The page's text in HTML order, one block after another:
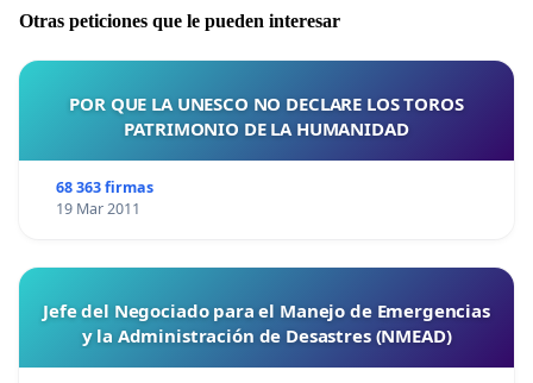
Otras peticiones que le pueden interesar
POR QUE LA UNESCO NO DECLARE LOS TOROS
PATRIMONIO DE LA HUMANIDAD
68 363 firmas
19 Mar 2011
Jefe del Negociado para el Manejo de Emergencias
y la Administración de Desastres (NMEAD)